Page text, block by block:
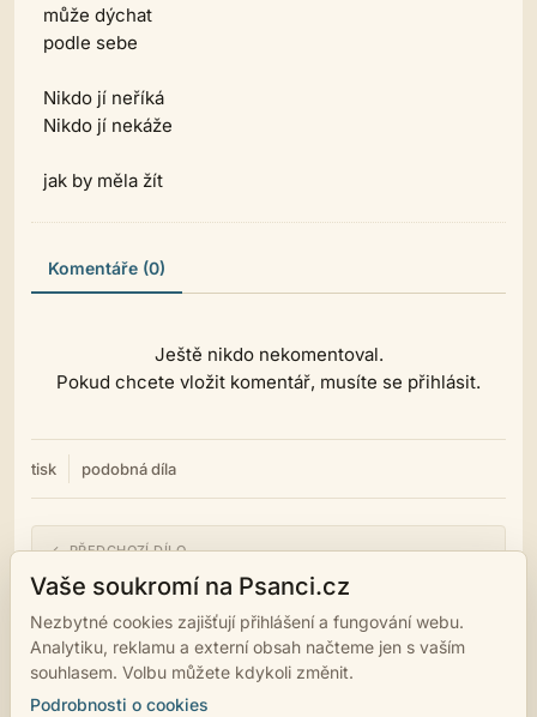
může dýchat
podle sebe
Nikdo jí neříká
Nikdo jí nekáže
jak by měla žít
Komentáře (0)
Ještě nikdo nekomentoval.
Pokud chcete vložit komentář, musíte se přihlásit.
tisk podobná díla
← PŘEDCHOZÍ DÍLO
Let's dance
NÁSLEDUJÍCÍ DÍLO →
Vaše soukromí na Psanci.cz
Nezbytné cookies zajišťují přihlášení a fungování webu.
Analytiku, reklamu a externí obsah načteme jen s vaším
souhlasem. Volbu můžete kdykoli změnit.
Podrobnosti o cookies